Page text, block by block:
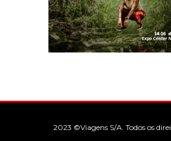
2023 ©Viagens S/A. Todos os